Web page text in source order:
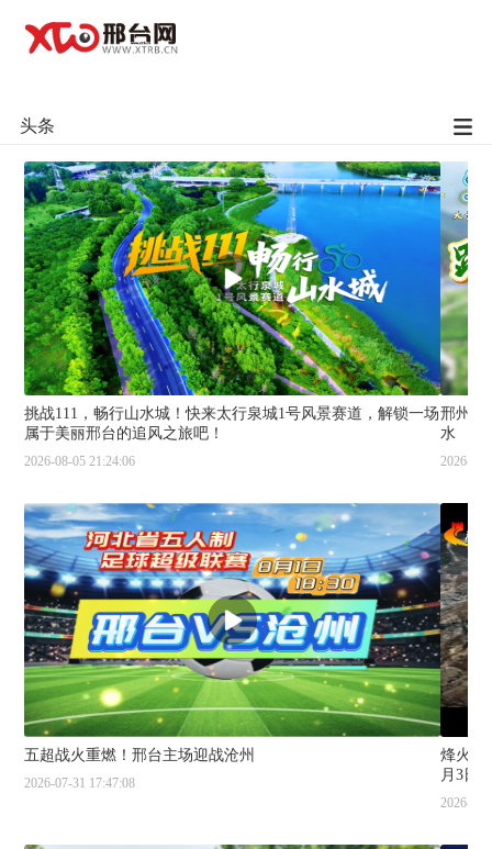
头条
挑战111，畅行山水城！快来太行泉城1号风景赛道，解锁一场
属于美丽邢台的追风之旅吧！
2026-08-05 21:24:06
邢州报
水
2026-08-
五超战火重燃！邢台主场迎战沧州
2026-07-31 17:47:08
烽火太
月3日
2026-07-